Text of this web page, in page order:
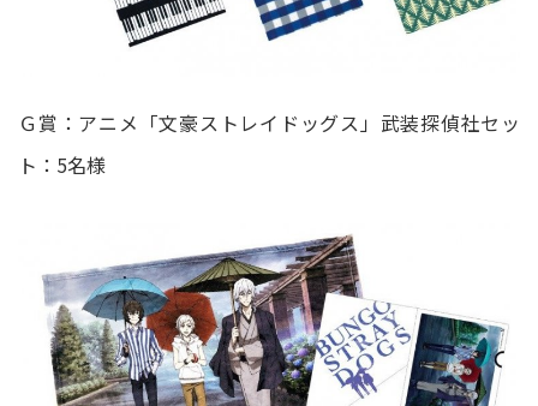
Ｇ賞：アニメ「文豪ストレイドッグス」武装探偵社セッ
ト：5名様